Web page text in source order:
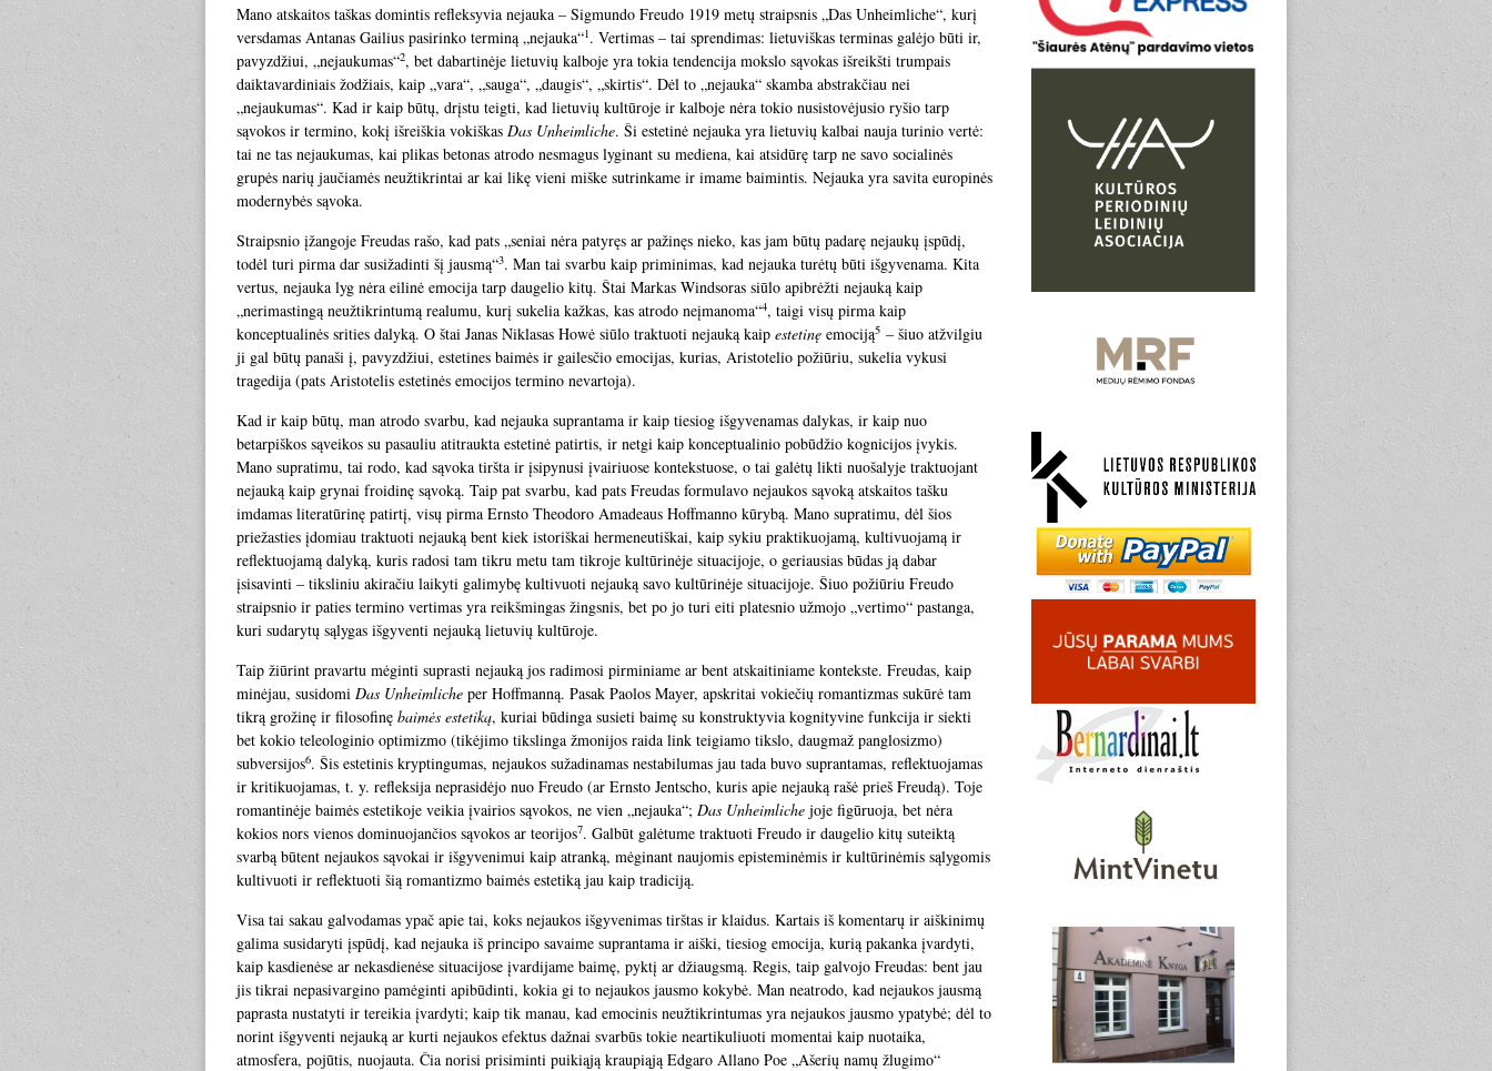
Mano atskaitos taškas domintis refleksyvia nejauka – Sigmundo Freudo 1919 metų straipsnis „Das Unheimliche“, kurį
versdamas Antanas Gailius pasirinko terminą „nejauka“1. Vertimas – tai sprendimas: lietuviškas terminas galėjo būti ir,
pavyzdžiui, „nejaukumas“2, bet dabartinėje lietuvių kalboje yra tokia tendencija mokslo sąvokas išreikšti trumpais
daiktavardiniais žodžiais, kaip „vara“, „sauga“, „daugis“, „skirtis“. Dėl to „nejauka“ skamba abstrakčiau nei
„nejaukumas“. Kad ir kaip būtų, drįstu teigti, kad lietuvių kultūroje ir kalboje nėra tokio nusistovėjusio ryšio tarp
sąvokos ir termino, kokį išreiškia vokiškas Das Unheimliche. Ši estetinė nejauka yra lietuvių kalbai nauja turinio vertė:
tai ne tas nejaukumas, kai plikas betonas atrodo nesmagus lyginant su mediena, kai atsidūrę tarp ne savo socialinės
grupės narių jaučiamės neužtikrintai ar kai likę vieni miške sutrinkame ir imame baimintis. Nejauka yra savita europinės
modernybės sąvoka.
Straipsnio įžangoje Freudas rašo, kad pats „seniai nėra patyręs ar pažinęs nieko, kas jam būtų padarę nejaukų įspūdį,
todėl turi pirma dar susižadinti šį jausmą“3. Man tai svarbu kaip priminimas, kad nejauka turėtų būti išgyvenama. Kita
vertus, nejauka lyg nėra eilinė emocija tarp daugelio kitų. Štai Markas Windsoras siūlo apibrėžti nejauką kaip
„nerimastingą neužtikrintumą realumu, kurį sukelia kažkas, kas atrodo neįmanoma“4, taigi visų pirma kaip
konceptualinės srities dalyką. O štai Janas Niklasas Howė siūlo traktuoti nejauką kaip estetinę emociją5 – šiuo atžvilgiu
ji gal būtų panaši į, pavyzdžiui, estetines baimės ir gailesčio emocijas, kurias, Aristotelio požiūriu, sukelia vykusi
tragedija (pats Aristotelis estetinės emocijos termino nevartoja).
Kad ir kaip būtų, man atrodo svarbu, kad nejauka suprantama ir kaip tiesiog išgyvenamas dalykas, ir kaip nuo
betarpiškos sąveikos su pasauliu atitraukta estetinė patirtis, ir netgi kaip konceptualinio pobūdžio kognicijos įvykis.
Mano supratimu, tai rodo, kad sąvoka tiršta ir įsipynusi įvairiuose kontekstuose, o tai galėtų likti nuošalyje traktuojant
nejauką kaip grynai froidinę sąvoką. Taip pat svarbu, kad pats Freudas formulavo nejaukos sąvoką atskaitos tašku
imdamas literatūrinę patirtį, visų pirma Ernsto Theodoro Amadeaus Hoffmanno kūrybą. Mano supratimu, dėl šios
priežasties įdomiau traktuoti nejauką bent kiek istoriškai hermeneutiškai, kaip sykiu praktikuojamą, kultivuojamą ir
reflektuojamą dalyką, kuris radosi tam tikru metu tam tikroje kultūrinėje situacijoje, o geriausias būdas ją dabar
įsisavinti – tiksliniu akiračiu laikyti galimybę kultivuoti nejauką savo kultūrinėje situacijoje. Šiuo požiūriu Freudo
straipsnio ir paties termino vertimas yra reikšmingas žingsnis, bet po jo turi eiti platesnio užmojo „vertimo“ pastanga,
kuri sudarytų sąlygas išgyventi nejauką lietuvių kultūroje.
Taip žiūrint pravartu mėginti suprasti nejauką jos radimosi pirminiame ar bent atskaitiniame kontekste. Freudas, kaip
minėjau, susidomi Das Unheimliche per Hoffmanną. Pasak Paolos Mayer, apskritai vokiečių romantizmas sukūrė tam
tikrą grožinę ir filosofinę baimės estetiką, kuriai būdinga susieti baimę su konstruktyvia kognityvine funkcija ir siekti
bet kokio teleologinio optimizmo (tikėjimo tikslinga žmonijos raida link teigiamo tikslo, daugmaž panglosizmo)
subversijos6. Šis estetinis kryptingumas, nejaukos sužadinamas nestabilumas jau tada buvo suprantamas, reflektuojamas
ir kritikuojamas, t. y. refleksija neprasidėjo nuo Freudo (ar Ernsto Jentscho, kuris apie nejauką rašė prieš Freudą). Toje
romantinėje baimės estetikoje veikia įvairios sąvokos, ne vien „nejauka“; Das Unheimliche joje figūruoja, bet nėra
kokios nors vienos dominuojančios sąvokos ar teorijos7. Galbūt galėtume traktuoti Freudo ir daugelio kitų suteiktą
svarbą būtent nejaukos sąvokai ir išgyvenimui kaip atranką, mėginant naujomis episteminėmis ir kultūrinėmis sąlygomis
kultivuoti ir reflektuoti šią romantizmo baimės estetiką jau kaip tradiciją.
Visa tai sakau galvodamas ypač apie tai, koks nejaukos išgyvenimas tirštas ir klaidus. Kartais iš komentarų ir aiškinimų
galima susidaryti įspūdį, kad nejauka iš principo savaime suprantama ir aiški, tiesiog emocija, kurią pakanka įvardyti,
kaip kasdienėse ar nekasdienėse situacijose įvardijame baimę, pyktį ar džiaugsmą. Regis, taip galvojo Freudas: bent jau
jis tikrai nepasivargino pamėginti apibūdinti, kokia gi to nejaukos jausmo kokybė. Man neatrodo, kad nejaukos jausmą
paprasta nustatyti ir tereikia įvardyti; kaip tik manau, kad emocinis neužtikrintumas yra nejaukos jausmo ypatybė; dėl to
norint išgyventi nejauką ar kurti nejaukos efektus dažnai svarbūs tokie neartikuliuoti momentai kaip nuotaika,
atmosfera, pojūtis, nuojauta. Čia norisi prisiminti puikiąją kraupiąją Edgaro Allano Poe „Ašerių namų žlugimo“